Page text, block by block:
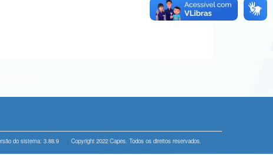
do sistema: 3.88.9 Copyright 2022 Capes. Todos os direitos reservados.